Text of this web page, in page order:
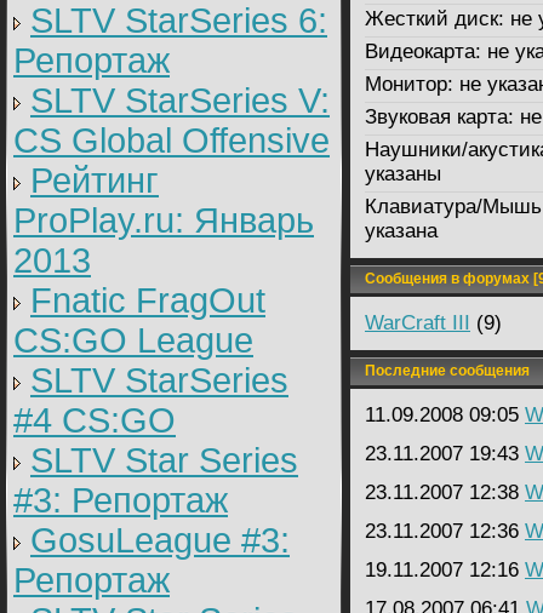
SLTV StarSeries 6:
Репортаж
SLTV StarSeries V:
CS Global Offensive
Рейтинг
ProPlay.ru: Январь
2013
Fnatic FragOut
CS:GO League
SLTV StarSeries
#4 CS:GO
SLTV Star Series
#3: Репортаж
GosuLeague #3:
Репортаж
Жесткий диск: не
Видеокарта: не
Монитор: не
Звуковая карта:
Наушники/
указаны
Клавиатура/
указана
Сообщения в форумах
WarCraft III (9)
Последние сообщения
11.09.2008 09:05
23.11.2007 19:43
23.11.2007 12:38
23.11.2007 12:36
19.11.2007 12:16